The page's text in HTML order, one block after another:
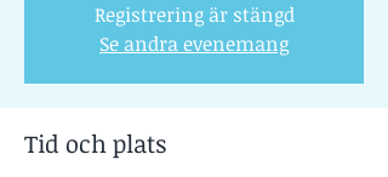
Registrering är stängd
Se andra evenemang
Tid och plats